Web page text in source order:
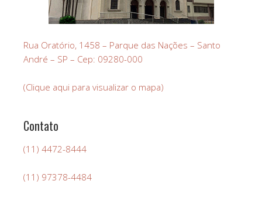
Rua Oratório, 1458 – Parque das Nações – Santo
André – SP – Cep: 09280-000
(Clique aqui para visualizar o mapa)
Contato
(11) 4472-8444
(11) 97378-4484